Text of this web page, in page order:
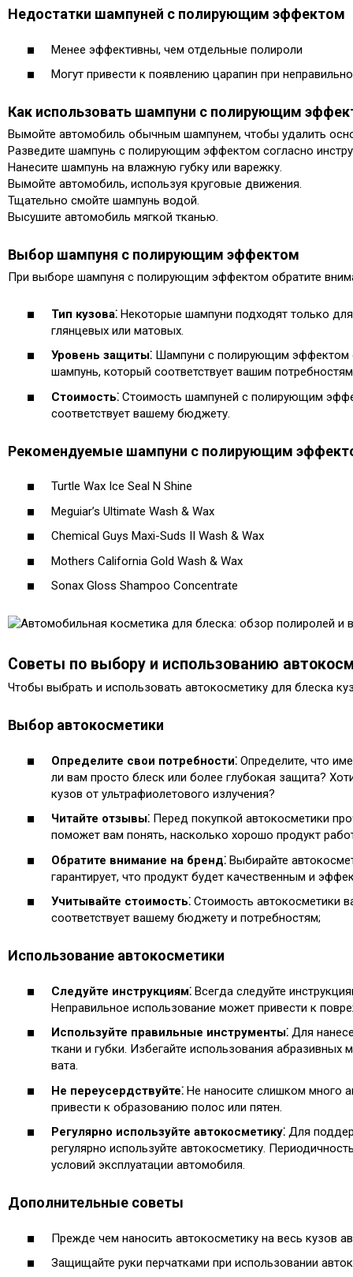
Недостатки шампуней с полирующим эффектом
Менее эффективны, чем отдельные полироли
Могут привести к появлению царапин при
Как использовать шампуни с полирующим
Вымойте автомобиль обычным шампунем, чтобы удалить
Разведите шампунь с полирующим эффектом согласно
Нанесите шампунь на влажную губку или варежку.​
Вымойте автомобиль, используя круговые движения.​
Тщательно смойте шампунь водой.​
Высушите автомобиль мягкой тканью.
Выбор шампуня с полирующим эффектом
При выборе шампуня с полирующим эффектом обратите
Тип кузова⁚ Некоторые шампуни подходят только
глянцевых или матовых.
Уровень защиты⁚ Шампуни с полирующим эффектом
шампунь, который соответствует вашим
Стоимость⁚ Стоимость шампуней с полирующим
соответствует вашему бюджету.​
Рекомендуемые шампуни с полирующим
Turtle Wax Ice Seal N Shine
Meguiar’s Ultimate Wash & Wax
Chemical Guys Maxi-Suds II Wash & Wax
Mothers California Gold Wash & Wax
Sonax Gloss Shampoo Concentrate
Советы по выбору и использованию
Чтобы выбрать и использовать автокосметику для блеска
Выбор автокосметики
Определите свои потребности⁚ Определите, что
ли вам просто блеск или более глубокая защита?​
кузов от ультрафиолетового излучения?
Читайте отзывы⁚ Перед покупкой автокосметики
поможет вам понять, насколько хорошо продукт
Обратите внимание на бренд⁚ Выбирайте
гарантирует, что продукт будет качественным и
Учитывайте стоимость⁚ Стоимость автокосметики
соответствует вашему бюджету и потребностям;
Использование автокосметики
Следуйте инструкциям⁚ Всегда следуйте
Неправильное использование может привести к
Используйте правильные инструменты⁚ Для
ткани и губки.​ Избегайте использования абразивных
вата.​
Не переусердствуйте⁚ Не наносите слишком много
привести к образованию полос или пятен.​
Регулярно используйте автокосметику⁚ Для
регулярно используйте автокосметику.​
условий эксплуатации автомобиля.​
Дополнительные советы
Прежде чем наносить автокосметику на весь кузов
Защищайте руки перчатками при использовании